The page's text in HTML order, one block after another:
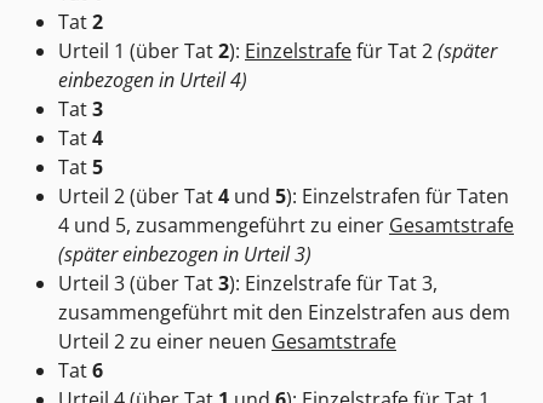
Tat2
Urteil 1 (über Tat2): Einzelstrafefür Tat 2(später
einbezogen in Urteil 4)
Tat3
Tat4
Tat5
Urteil 2 (über Tat4 und 5): Einzelstrafen für Taten
4 und 5, zusammengeführt zu einer Gesamtstrafe
(später einbezogen in Urteil 3)
Urteil 3 (über Tat3): Einzelstrafe für Tat 3,
zusammengeführt mit den Einzelstrafen aus dem
Urteil 2 zu einer neuen Gesamtstrafe
Tat6